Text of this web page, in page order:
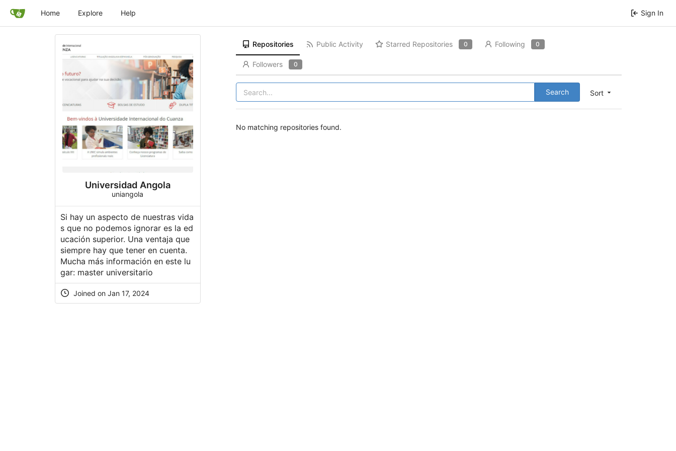
Home Explore Help Sign In
Universidad Angola
uniangola
Si hay un aspecto de nuestras vida
s que no podemos ignorar es la ed
ucación superior. Una ventaja que
siempre hay que tener en cuenta.
Mucha más información en este lu
gar: master universitario
Joined on Jan 17, 2024
Repositories Public Activity Starred Repositories 0 Following 0
Followers 0
Sort
Search
No matching repositories found.